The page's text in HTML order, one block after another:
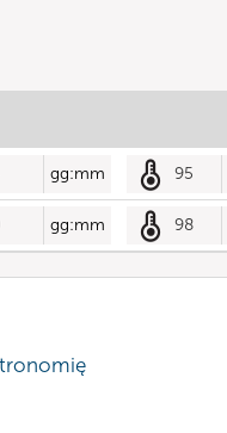
gg:mm 95
gg:mm 98